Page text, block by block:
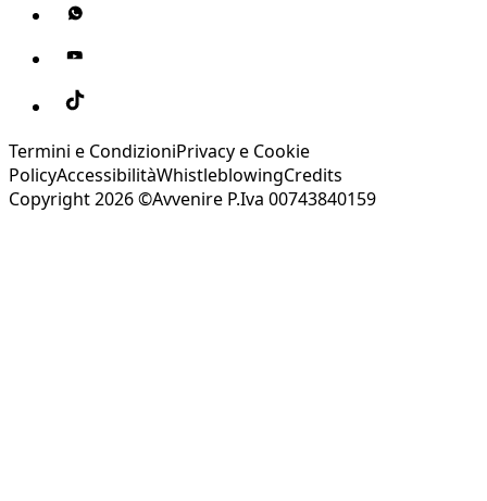
Termini e CondizioniPrivacy e Cookie
PolicyAccessibilitàWhistleblowingCredits
Copyright 2026 ©Avvenire P.Iva 00743840159